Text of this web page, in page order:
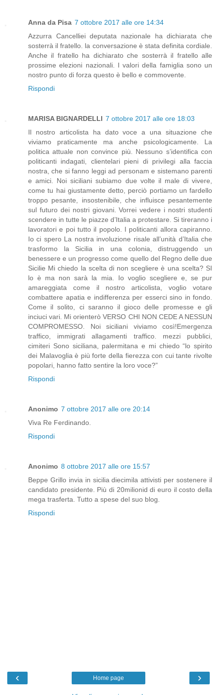
Anna da Pisa 7 ottobre 2017 alle ore 14:34
Azzurra Cancelliei deputata nazionale ha dichiarata che
sosterrà il fratello. la conversazione è stata definita cordiale.
Anche il fratello ha dichiarato che sosterrà il fratello alle
prossime elezioni nazionali. I valori della famiglia sono un
nostro punto di forza questo è bello e commovente.
Rispondi
MARISA BIGNARDELLI 7 ottobre 2017 alle ore 18:03
Il nostro articolista ha dato voce a una situazione che
viviamo praticamente ma anche psicologicamente. La
politica attuale non convince più. Nessuno s’identifica con
politicanti indagati, clientelari pieni di privilegi alla faccia
nostra, che si fanno leggi ad personam e sistemano parenti
e amici. Noi siciliani subiamo due volte il male di vivere,
come tu hai giustamente detto, perciò portiamo un fardello
troppo pesante, insostenibile, che influisce pesantemente
sul futuro dei nostri giovani. Vorrei vedere i nostri studenti
scendere in tutte le piazze d’Italia a protestare. Si tireranno i
lavoratori e poi tutto il popolo. I politicanti allora capiranno.
Io ci spero La nostra involuzione risale all’unità d’Italia che
trasformo la Sicilia in una colonia, distruggendo un
benessere e un progresso come quello del Regno delle due
Sicilie Mi chiedo la scelta di non scegliere è una scelta? SI
lo è ma non sarà la mia. Io voglio scegliere e, se pur
amareggiata come il nostro articolista, voglio votare
combattere apatia e indifferenza per esserci sino in fondo.
Come il solito, ci saranno il gioco delle promesse e gli
inciuci vari. Mi orienterò VERSO CHI NON CEDE A NESSUN
COMPROMESSO. Noi siciliani viviamo così!Emergenza
traffico, immigrati allagamenti traffico. mezzi pubblici,
cimiteri Sono siciliana, palermitana e mi chiedo “lo spirito
dei Malavoglia è più forte della fierezza con cui tante rivolte
popolari, hanno fatto sentire la loro voce?”
Rispondi
Anonimo 7 ottobre 2017 alle ore 20:14
Viva Re Ferdinando.
Rispondi
Anonimo 8 ottobre 2017 alle ore 15:57
Beppe Grillo invia in sicilia diecimila attivisti per sostenere il
candidato presidente. Più di 20milionid di euro il costo della
mega trasferta. Tutto a spese del suo blog.
Rispondi
‹ ›
Home page